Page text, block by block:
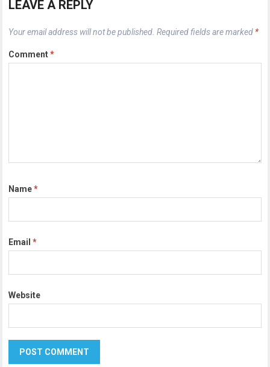
LEAVE A REPLY
Your email address will not be published. Required fields are marked *
Comment*
Name*
Email*
Website